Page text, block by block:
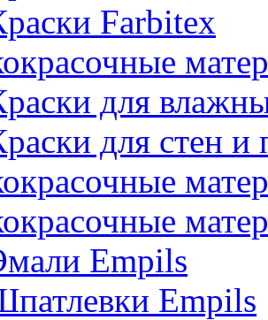
Farbitex
для
для стен и
Empils
Empils